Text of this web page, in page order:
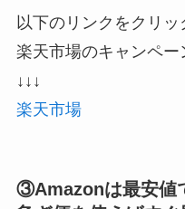
以下のリンクをクリ
楽天市場のキャンペー
↓↓↓
楽天市場
③Amazonは最安値